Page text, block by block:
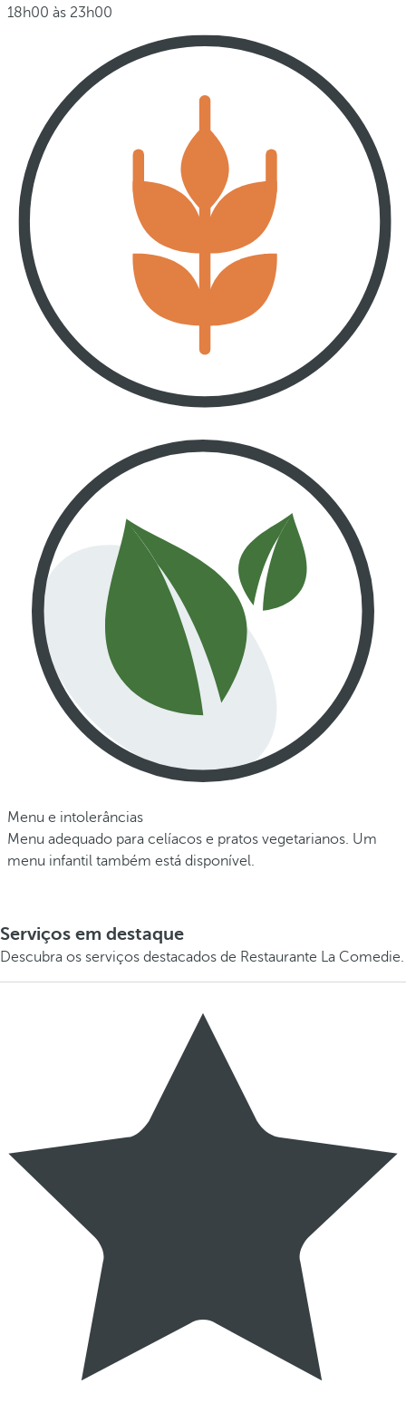
18h00 às 23h00
Menu e intolerâncias
Menu adequado para celíacos e pratos vegetarianos. Um
menu infantil também está disponível.
Serviços em destaque
Descubra os serviços destacados de Restaurante La Comedie.